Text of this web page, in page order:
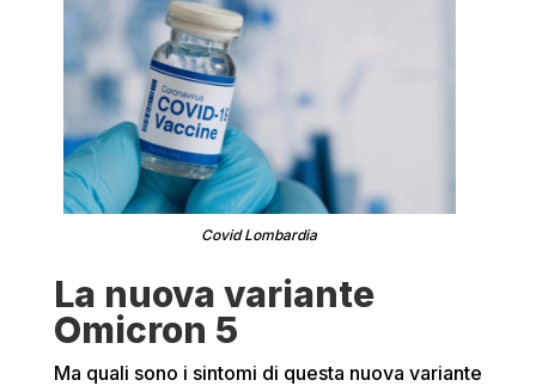
Covid Lombardia
La nuova variante
Omicron 5
Ma quali sono i sintomi di questa nuova variante